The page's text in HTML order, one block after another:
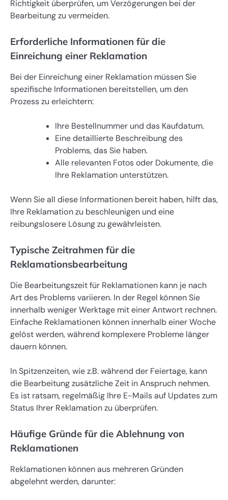
Richtigkeit überprüfen, um Verzögerungen bei der
Bearbeitung zu vermeiden.
Erforderliche Informationen für die
Einreichung einer Reklamation
Bei der Einreichung einer Reklamation müssen Sie
spezifische Informationen bereitstellen, um den
Prozess zu erleichtern:
Ihre Bestellnummer und das Kaufdatum.
Eine detaillierte Beschreibung des
Problems, das Sie haben.
Alle relevanten Fotos oder Dokumente, die
Ihre Reklamation unterstützen.
Wenn Sie all diese Informationen bereit haben, hilft das,
Ihre Reklamation zu beschleunigen und eine
reibungslosere Lösung zu gewährleisten.
Typische Zeitrahmen für die
Reklamationsbearbeitung
Die Bearbeitungszeit für Reklamationen kann je nach
Art des Problems variieren. In der Regel können Sie
innerhalb weniger Werktage mit einer Antwort rechnen.
Einfache Reklamationen können innerhalb einer Woche
gelöst werden, während komplexere Probleme länger
dauern können.
In Spitzenzeiten, wie z.B. während der Feiertage, kann
die Bearbeitung zusätzliche Zeit in Anspruch nehmen.
Es ist ratsam, regelmäßig Ihre E-Mails auf Updates zum
Status Ihrer Reklamation zu überprüfen.
Häufige Gründe für die Ablehnung von
Reklamationen
Reklamationen können aus mehreren Gründen
abgelehnt werden, darunter: